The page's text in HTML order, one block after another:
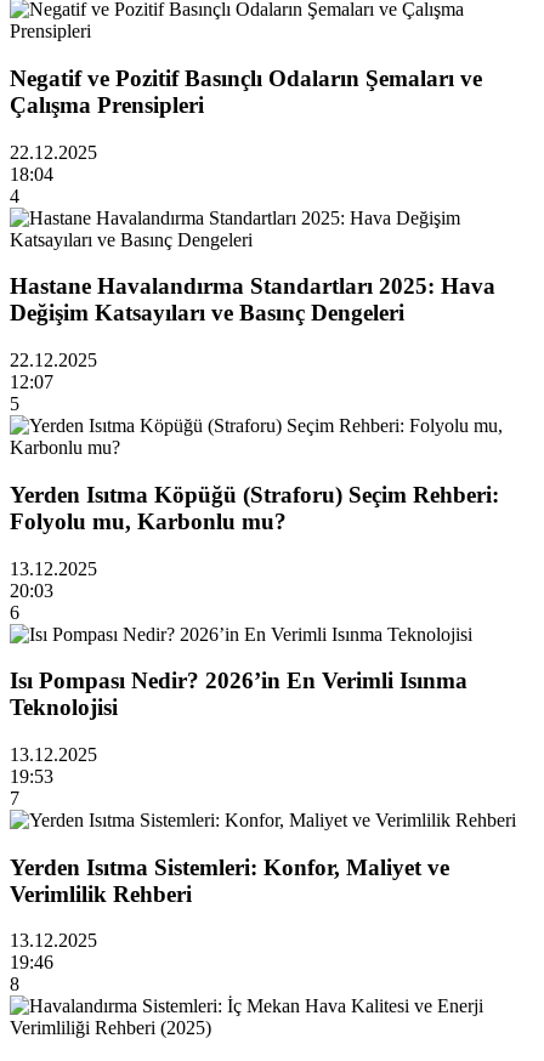
Negatif ve Pozitif Basınçlı Odaların Şemaları ve
Çalışma Prensipleri
22.12.2025
18:04
4
Hastane Havalandırma Standartları 2025: Hava
Değişim Katsayıları ve Basınç Dengeleri
22.12.2025
12:07
5
Yerden Isıtma Köpüğü (Straforu) Seçim Rehberi:
Folyolu mu, Karbonlu mu?
13.12.2025
20:03
6
Isı Pompası Nedir? 2026’in En Verimli Isınma
Teknolojisi
13.12.2025
19:53
7
Yerden Isıtma Sistemleri: Konfor, Maliyet ve
Verimlilik Rehberi
13.12.2025
19:46
8